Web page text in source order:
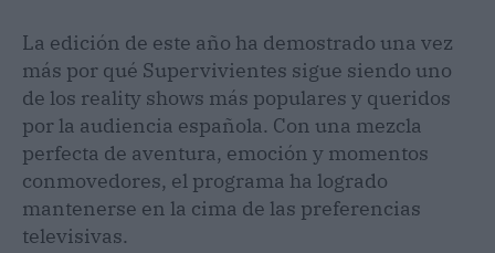
La edición de este año ha demostrado una vez
más por qué Supervivientes sigue siendo uno
de los reality shows más populares y queridos
por la audiencia española. Con una mezcla
perfecta de aventura, emoción y momentos
conmovedores, el programa ha logrado
mantenerse en la cima de las preferencias
televisivas.